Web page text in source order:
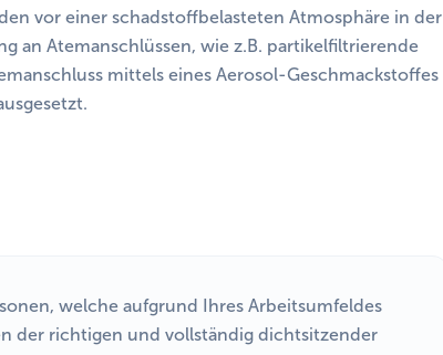
vor einer schadstoffbelasteten Atmosphäre in der
an Atemanschlüssen, wie z.B. partikelfiltrierende
mittels eines Aerosol-Geschmackstoffes
welche aufgrund Ihres Arbeitsumfeldes
der richtigen und vollständig dichtsitzender